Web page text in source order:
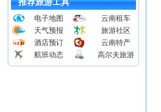
推荐旅游工具
电子地图
云南租车
天气预报
旅游社区
酒店预订
云南特产
航班动态
高尔夫旅游